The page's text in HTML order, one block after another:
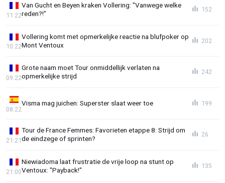
Van Gucht en Beyen kraken Vollering: "Vanwege welke
reden?!"
11:22
152
Vollering komt met opmerkelijke reactie na blufpoker op
Mont Ventoux
10:22
202
Grote naam moet Tour onmiddellijk verlaten na
opmerkelijke strijd
09:22
242
Visma mag juichen: Superster slaat weer toe
08:22
199
Tour de France Femmes: Favorieten etappe 8: Strijd om
de eindzege of sprinten?
21:21
26
Niewiadoma laat frustratie de vrije loop na stunt op
Ventoux: "Payback!"
21:00
135